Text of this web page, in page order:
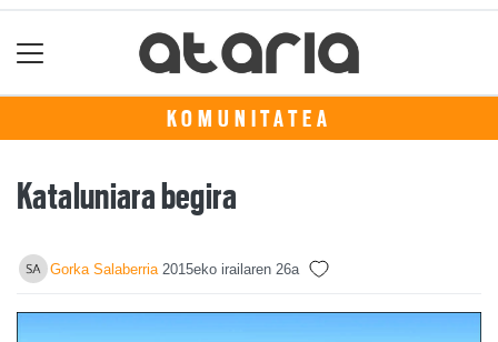
KOMUNITATEA
Kataluniara begira
Gorka Salaberria 2015eko irailaren 26a